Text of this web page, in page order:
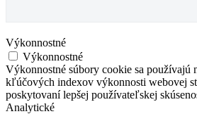
Výkonnostné
Výkonnostné
Výkonnostné súbory cookie sa používajú
kľúčových indexov výkonnosti webovej
poskytovaní lepšej používateľskej
Analytické